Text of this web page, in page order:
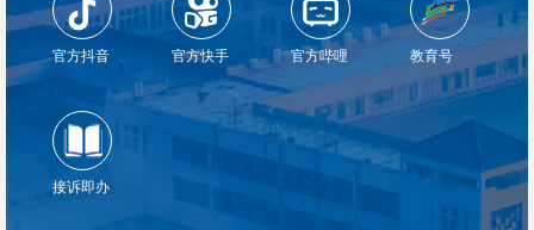
官方抖音 官方快手 官方哔哩 教育号
接诉即办